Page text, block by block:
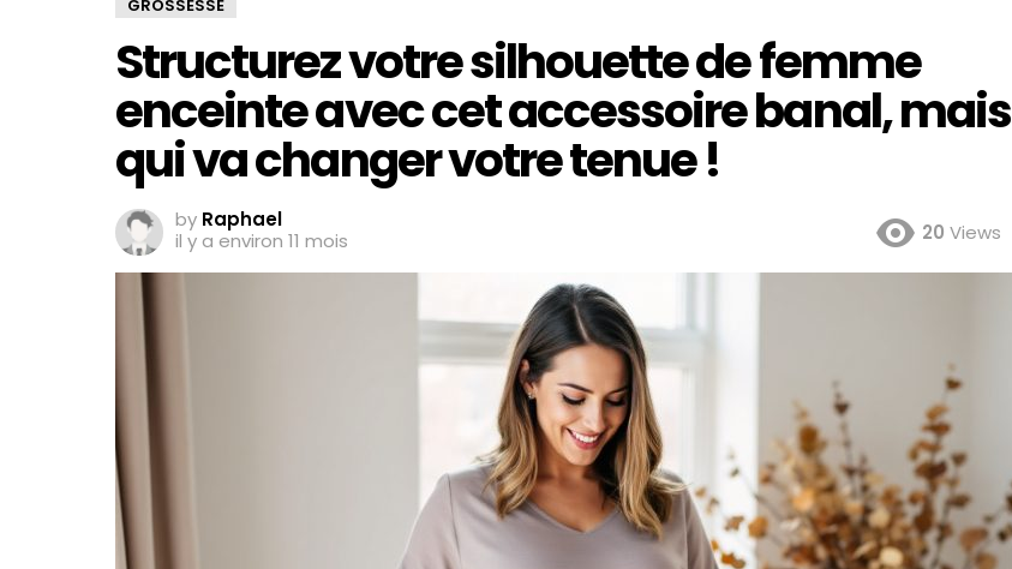
GROSSESSE
Structurez votre silhouette de femme
enceinte avec cet accessoire banal, mais
qui va changer votre tenue !
by Raphael
il y a environ 11 mois
20 Views